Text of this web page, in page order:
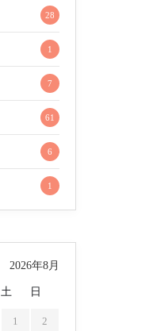
28
1
7
61
6
1
2026年8月
土 日
1 2